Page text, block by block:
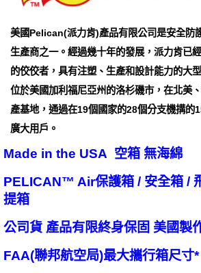
美國Pelican(派力肯)產品有限公司是安全防
生產商之一。經過幾十年的發展，派力肯已
的佼佼者，具有注塑、生產和設計能力的大
位於美國加利福尼亞州的洛杉磯市，在北美
產基地，通過在19個國家的28個分支機搆的
廣大用戶。
Made in the USA 空箱 無海綿
PELICAN™ Air保護箱 / 安全箱 /
提箱
公司貨 產品有限終身保固 美國製
FAA(聯邦航空局)最大攜行箱尺寸